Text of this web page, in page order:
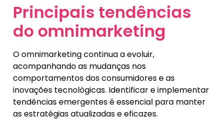
Principais tendências
do omnimarketing
O omnimarketing continua a evoluir,
acompanhando as mudanças nos
comportamentos dos consumidores e as
inovações tecnológicas. Identificar e implementar
tendências emergentes é essencial para manter
as estratégias atualizadas e eficazes.